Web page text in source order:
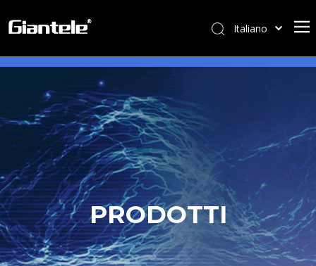
Italiano
ไทย
Pусский
العربية
简体中文
English
PRODOTTI